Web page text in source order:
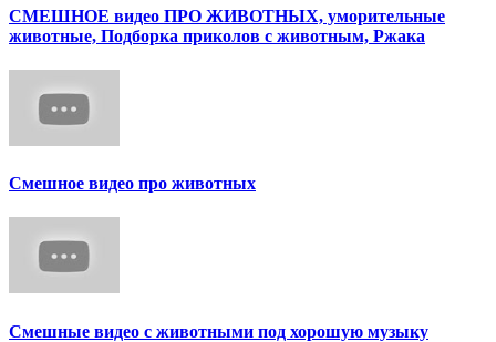
СМЕШНОЕ видео ПРО ЖИВОТНЫХ, уморительные
животные, Подборка приколов с животным, Ржака
Смешное видео про животных
Смешные видео с животными под хорошую музыку